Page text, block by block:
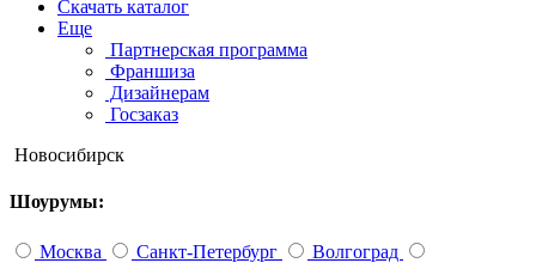
Скачать каталог
Еще
Партнерская программа
Франшиза
Дизайнерам
Госзаказ
Новосибирск
Шоурумы:
Москва Санкт-Петербург
Волгоград